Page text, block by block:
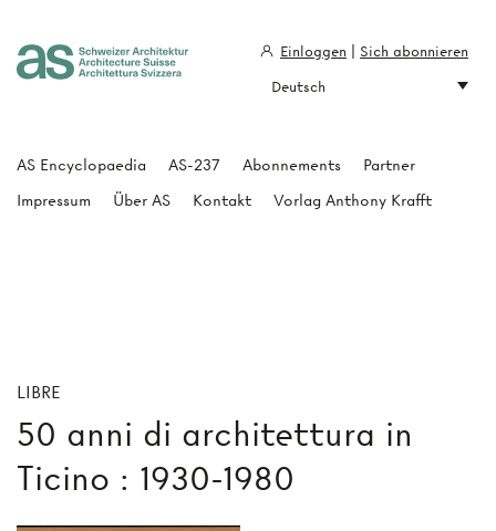
LIBRE
50 anni di architettura in
Ticino : 1930-1980
AS Encyclopaedia AS-237 Abonnements
Partner
Impressum
Über AS Kontakt Vorlag Anthony Krafft
Einloggen
Sich abonnieren
Deutsch